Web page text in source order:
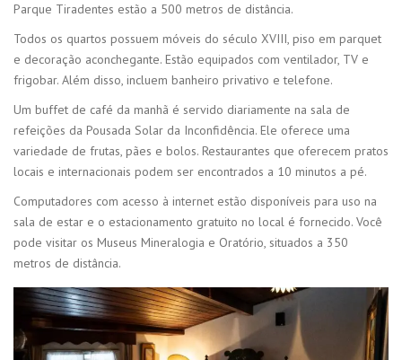
Parque Tiradentes estão a 500 metros de distância.
Todos os quartos possuem móveis do século XVIII, piso em parquet
e decoração aconchegante. Estão equipados com ventilador, TV e
frigobar. Além disso, incluem banheiro privativo e telefone.
Um buffet de café da manhã é servido diariamente na sala de
refeições da Pousada Solar da Inconfidência. Ele oferece uma
variedade de frutas, pães e bolos. Restaurantes que oferecem pratos
locais e internacionais podem ser encontrados a 10 minutos a pé.
Computadores com acesso à internet estão disponíveis para uso na
sala de estar e o estacionamento gratuito no local é fornecido. Você
pode visitar os Museus Mineralogia e Oratório, situados a 350
metros de distância.